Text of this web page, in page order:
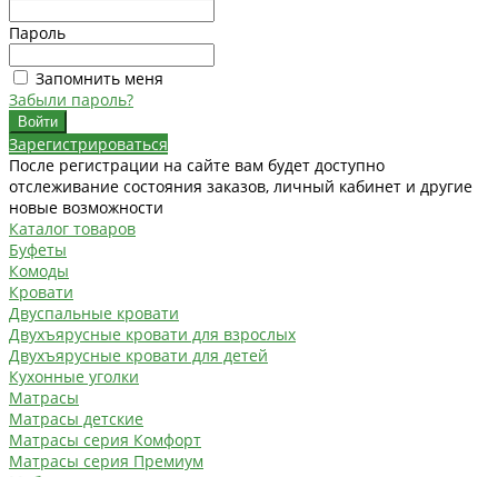
Пароль
Запомнить меня
Забыли пароль?
Зарегистрироваться
После регистрации на сайте вам будет доступно
отслеживание состояния заказов, личный кабинет и другие
новые возможности
Каталог товаров
Буфеты
Комоды
Кровати
Двуспальные кровати
Двухъярусные кровати для взрослых
Двухъярусные кровати для детей
Кухонные уголки
Матрасы
Матрасы детские
Матрасы серия Комфорт
Матрасы серия Премиум